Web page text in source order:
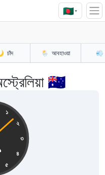
🇧🇩▾
চাঁদ 🌦️ আবহাওয়া 💨
🇦🇺
১
২
৩
৪
৫